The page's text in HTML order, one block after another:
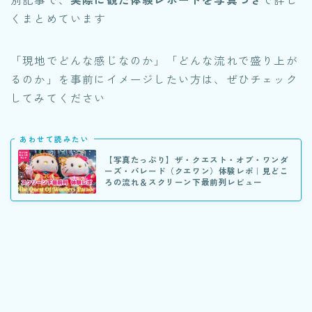
くまとめています
「現地でどんな感じなのか」「どんな流れで盛り上が
るのか」を事前にイメージしたい方は、ぜひチェック
してみてください
あわせて読みたい
【写真たっぷり】ザ・クエスト・オブ・ワンダ
ーズ・パレード（クエワン）体験レポ｜見どこ
ろの流れ＆スクリーン下最前列レビュー